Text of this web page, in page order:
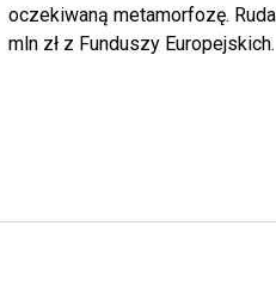
oczekiwaną metamorfozę.
mln zł z Funduszy Europejskich.